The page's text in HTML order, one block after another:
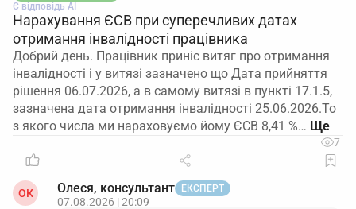
Є відповідь АІ
Нарахування ЄСВ при суперечливих датах
отримання інвалідності працівника
Добрий день. Працівник приніс витяг про отримання
інвалідності і у витязі зазначено що Дата прийняття
рішення 06.07.2026, а в самому витязі в пункті 17.1.5,
зазначена дата отримання інвалідності 25.06.2026.То
з якого числа ми нараховуємо йому ЄСВ 8,41 %…
7
ОК Олеся, консультант ЕКСПЕРТ
07.08.2026 | 20:09